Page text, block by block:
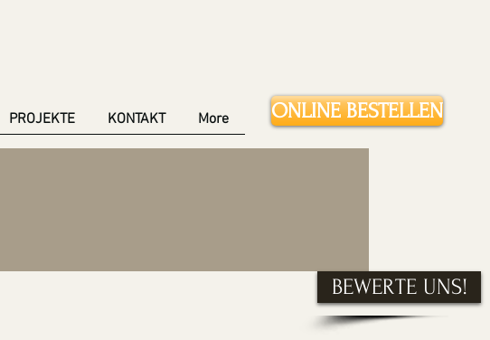
BEWERTE UNS!
PROJEKTE KONTAKT More ONLINE BESTELLEN